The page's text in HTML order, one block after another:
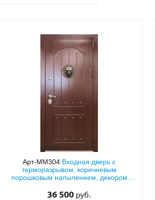
Арт-ММ304 Входная дверь с
терморазрывом, коричневым
порошковым напылением, декором
36 500 руб.